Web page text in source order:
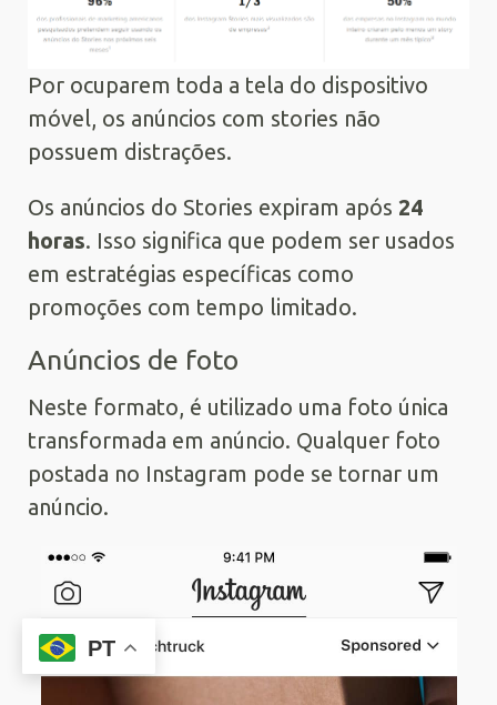
Por ocuparem toda a tela do dispositivo
móvel, os anúncios com stories não
possuem distrações.
Os anúncios do Stories expiram após 24
horas. Isso significa que podem ser usados
em estratégias específicas como
promoções com tempo limitado.
Anúncios de foto
Neste formato, é utilizado uma foto única
transformada em anúncio. Qualquer foto
postada no Instagram pode se tornar um
anúncio.
PT